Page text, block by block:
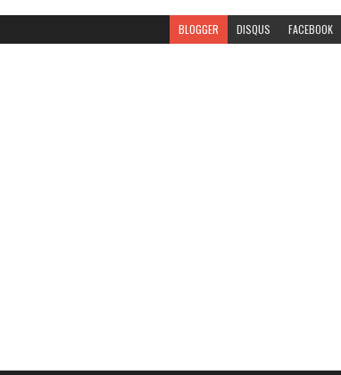
BLOGGER DISQUS FACEBOOK